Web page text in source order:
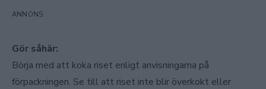
Gör såhär:
Börja med att koka riset enligt anvisningarna på
förpackningen. Se till att riset inte blir överkokt eller